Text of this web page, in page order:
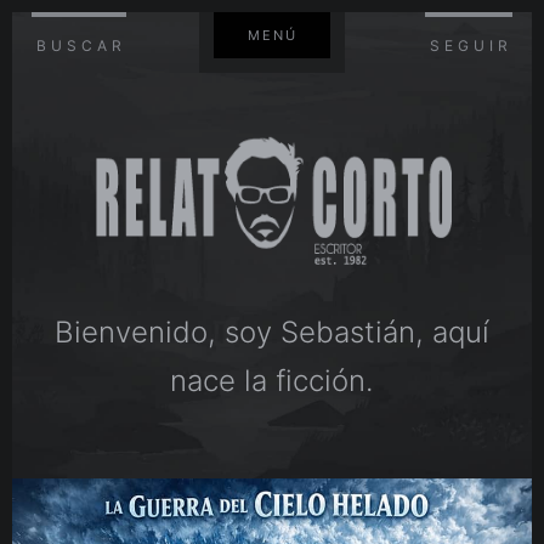
BUSCAR
MENÚ
SEGUIR
Bienvenido, soy Sebastián, aquí
nace la ficción.